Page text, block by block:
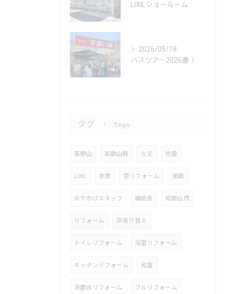
LIXILショールーム
2026/05/18
バスツアー2026春！
タグ Tags
高野山 和歌山県 火災 地震
LIXIL 奈良 窓リフォーム 漫画
おでかけスタッフ 補助金 和歌山市
リフォーム 床張り替え
トイレリフォーム 浴室リフォーム
キッチンリフォーム 和室
洗面台リフォーム フルリフォーム